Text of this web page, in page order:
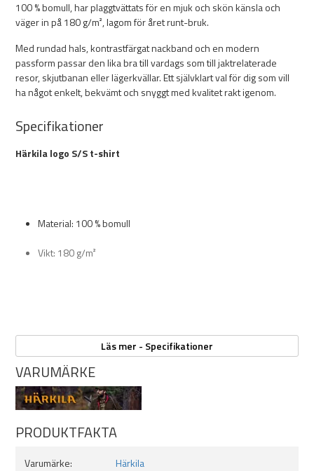
100 % bomull, har plaggtvättats för en mjuk och skön känsla och
väger in på 180 g/m², lagom för året runt-bruk.
Med rundad hals, kontrastfärgat nackband och en modern
passform passar den lika bra till vardags som till jaktrelaterade
resor, skjutbanan eller lägerkvällar. Ett självklart val för dig som vill
ha något enkelt, bekvämt och snyggt med kvalitet rakt igenom.
Specifikationer
Härkila logo S/S t-shirt
Material: 100 % bomull
Vikt: 180 g/m²
Färg:Arabian Spice
Läs mer - Specifikationer
VARUMÄRKE
PRODUKTFAKTA
Varumärke:
Härkila